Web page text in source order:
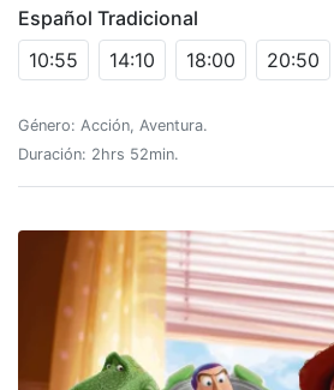
Español Tradicional
10:55
14:10 18:00 20:50
Género: Acción, Aventura.
Duración: 2hrs 52min.